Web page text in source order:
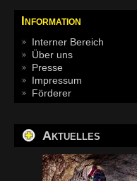
Information
Interner Bereich
Über uns
Presse
Impressum
Förderer
Aktuelles